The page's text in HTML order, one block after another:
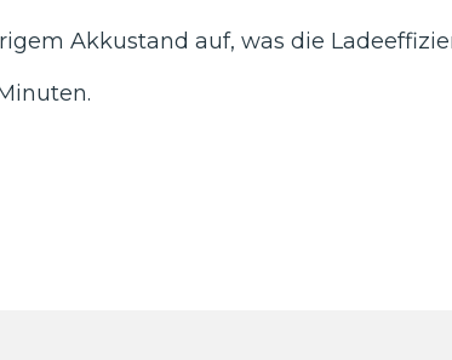
Akkustand auf, was die